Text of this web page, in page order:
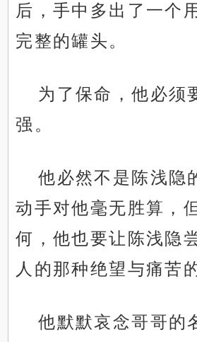
后，手中多出了一个
完整的罐头。
为了保命，他必须
强。
他必然不是陈浅隐
动手对他毫无胜算，
何，他也要让陈浅隐
人的那种绝望与痛苦
他默默哀念哥哥的